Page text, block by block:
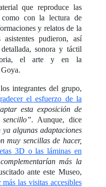
que reproduce las
con la lectura de
y relatos de la
asistentes pudieron, así
sonora y táctil
el arte y en la
integrantes del grupo,
el esfuerzo de la
esta exposición de
. Aunque, dice
ya algunas adaptaciones
muy sencillas de hacer,
3D o las láminas en
más la
ante este Museo,
más las visitas accesibles